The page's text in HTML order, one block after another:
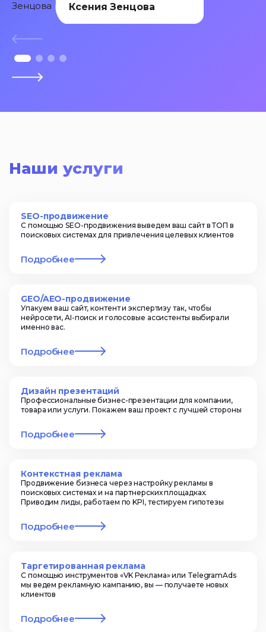
Ксения Зенцова
Наши услуги
SEO-продвижение
С помощью SEO-продвижения выведем ваш сайт в ТОП в
поисковых системах для привлечения целевых клиентов
Подробнее
GEO/AEO-продвижение
Упакуем ваш сайт, контент и экспертизу так, чтобы
нейросети, AI-поиск и голосовые ассистенты выбирали
именно вас.
Подробнее
Дизайн презентаций
Профессиональные бизнес-презентации для компании,
товара или услуги. Покажем ваш проект с лучшей стороны
Подробнее
Контекстная реклама
Продвижение бизнеса через настройку рекламы в
поисковых системах и на партнерских площадках.
Приводим лиды, работаем по KPI, тестируем гипотезы
Подробнее
Таргетированная реклама
С помощью инструментов «VK Реклама» или TelegramAds
мы ведем рекламную кампанию, вы — получаете новых
клиентов
Подробнее